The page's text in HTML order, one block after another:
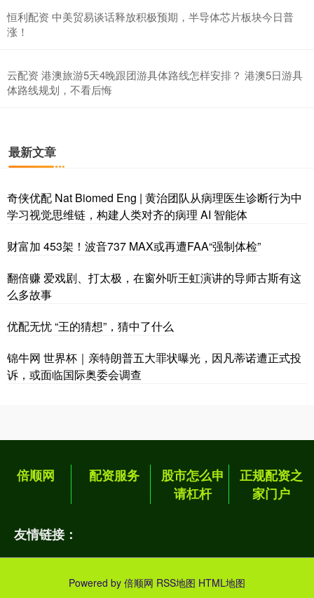
恒利配资 中美贸易谈话释放积极预期，半导体芯片板块今日普
涨！
云配资 港澳旅游5天4晚跟团游具体路线怎样安排？ 港澳5日游具
体路线规划，不看后悔
最新文章
奇侠优配 Nat Biomed Eng | 黄治团队从病理医生诊断行为中
学习视觉思维链，构建人类对齐的病理 AI 智能体
财富加 453架！波音737 MAX或再遭FAA“强制体检”
翻倍赚 爱戏剧、打太极，在窗外听王虹演讲的导师古斯有这
么多故事
优配无忧 “王的猜想”，猜中了什么
锦牛网 世界杯｜亲特朗普五大罪状曝光，因凡蒂诺遭正式投
诉，或面临国际奥委会调查
倍顺网 配资服务
股市怎么申
请杠杆
正规配资之
家门户
友情链接：
Powered by 倍顺网 RSS地图 HTML地图